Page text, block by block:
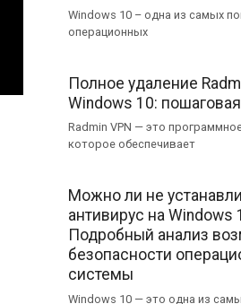
Windows 10 – одна из самых
операционных
Полное удаление
Windows 10:
Radmin VPN — это
которое обеспечивает
Можно ли не
антивирус на Windows
Подробный анализ
безопасности
системы
Windows 10 — это одна из